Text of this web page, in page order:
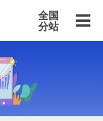
全国
分站
江苏站
河北站